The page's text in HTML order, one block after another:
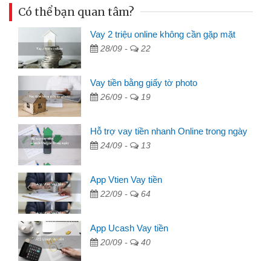
Có thể bạn quan tâm?
Vay 2 triệu online không cần gặp mặt
28/09 - 22
Vay tiền bằng giấy tờ photo
26/09 - 19
Hỗ trợ vay tiền nhanh Online trong ngày
24/09 - 13
App Vtien Vay tiền
22/09 - 64
App Ucash Vay tiền
20/09 - 40